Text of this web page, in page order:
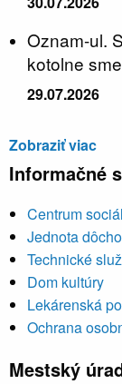
Oznam-ul.
kotolne
29.07.2026
Zobraziť viac
Informačné
Centrum
Jednota
Technické
Dom kultúry
Lekárenská
Ochrana
Mestský